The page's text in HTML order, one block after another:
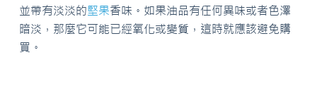
並帶有淡淡的堅果香味。如果油品有任何異味或者色澤
暗淡，那麼它可能已經氧化或變質，這時就應該避免購
買。